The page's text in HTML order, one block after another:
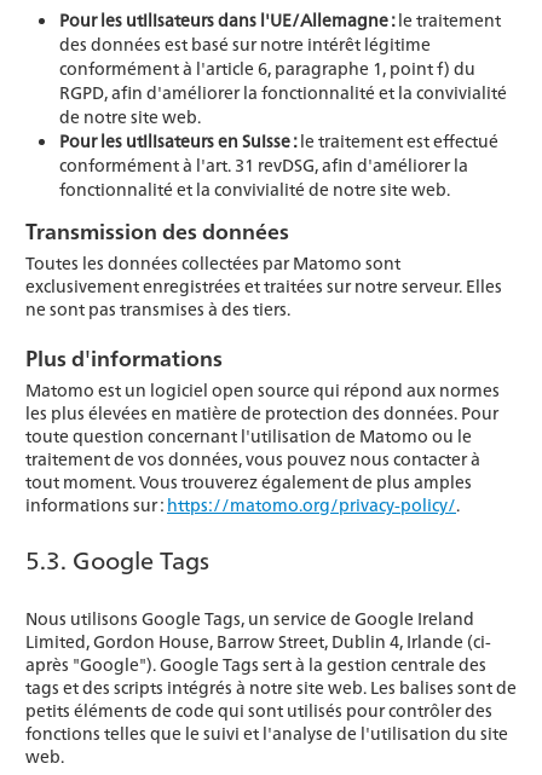
Pour les utilisateurs dans l'UE/Allemagne :le traitement
des données est basé sur notre intérêt légitime
conformément à l'article 6, paragraphe 1, point f) du
RGPD, afin d'améliorer la fonctionnalité et la convivialité
de notre site web.
Pour les utilisateurs en Suisse :le traitement est effectué
conformément à l'art. 31 revDSG, afin d'améliorer la
fonctionnalité et la convivialité de notre site web.
Transmission des données
Toutes les données collectées par Matomo sont
exclusivement enregistrées et traitées sur notre serveur. Elles
ne sont pas transmises à des tiers.
Plus d'informations
Matomo est un logiciel open source qui répond aux normes
les plus élevées en matière de protection des données. Pour
toute question concernant l'utilisation de Matomo ou le
traitement de vos données, vous pouvez nous contacter à
tout moment. Vous trouverez également de plus amples
informations sur : https://matomo.org/privacy-policy/.
5.3. Google Tags
Nous utilisons Google Tags, un service de Google Ireland
Limited, Gordon House, Barrow Street, Dublin 4, Irlande (ci-
après "Google"). Google Tags sert à la gestion centrale des
tags et des scripts intégrés à notre site web. Les balises sont de
petits éléments de code qui sont utilisés pour contrôler des
fonctions telles que le suivi et l'analyse de l'utilisation du site
web.